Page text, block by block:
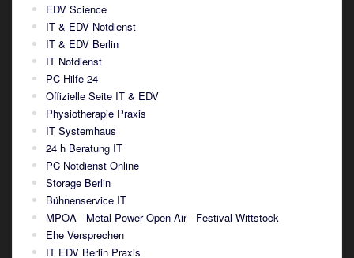
EDV Science
IT & EDV Notdienst
IT & EDV Berlin
IT Notdienst
PC Hilfe 24
Offizielle Seite IT & EDV
Physiotherapie Praxis
IT Systemhaus
24 h Beratung IT
PC Notdienst Online
Storage Berlin
Bühnenservice IT
MPOA - Metal Power Open Air - Festival Wittstock
Ehe Versprechen
IT EDV Berlin Praxis